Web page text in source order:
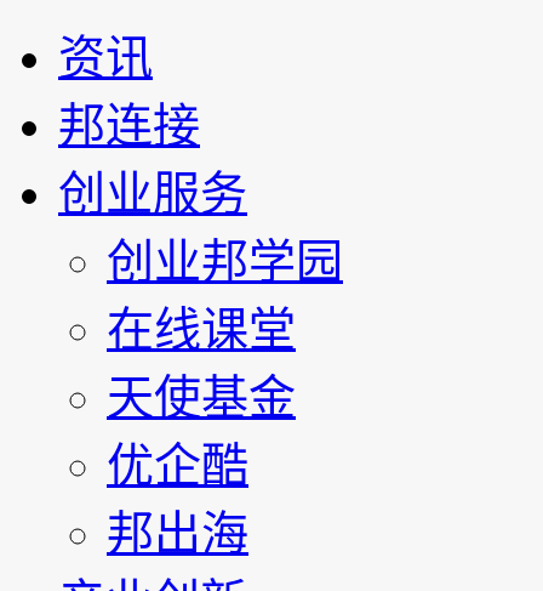
资讯
邦连接
创业服务
创业邦学园
在线课堂
天使基金
优企酷
邦出海